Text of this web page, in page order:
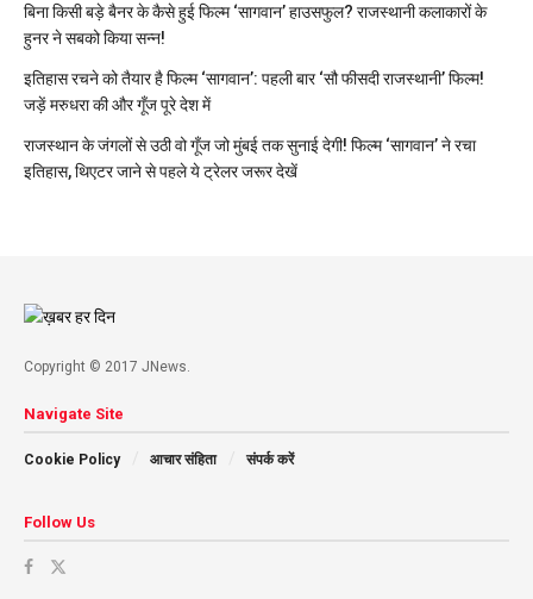
बिना किसी बड़े बैनर के कैसे हुई फिल्म ‘सागवान’ हाउसफुल? राजस्थानी कलाकारों के
हुनर ने सबको किया सन्न!
इतिहास रचने को तैयार है फिल्म ‘सागवान’: पहली बार ‘सौ फीसदी राजस्थानी’ फिल्म!
जड़ें मरुधरा की और गूँज पूरे देश में
राजस्थान के जंगलों से उठी वो गूँज जो मुंबई तक सुनाई देगी! फिल्म ‘सागवान’ ने रचा
इतिहास, थिएटर जाने से पहले ये ट्रेलर जरूर देखें
Copyright © 2017 JNews.
Navigate Site
Cookie Policy आचार संहिता संपर्क करें
Follow Us